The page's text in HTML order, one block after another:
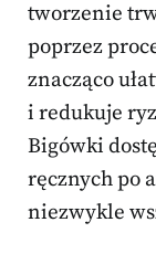
tworzenie
poprzez
znacząco
i redukuje
Bigówki
ręcznych po
niezwykle